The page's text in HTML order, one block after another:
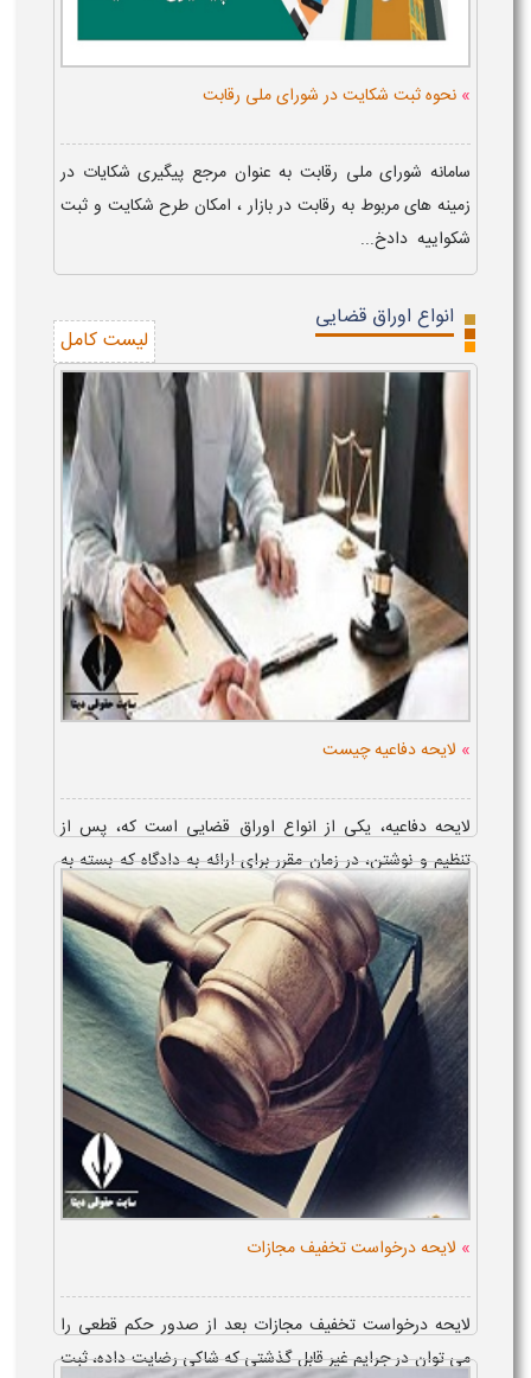
» نحوه ثبت شکایت در شورای ملی رقابت
سامانه شورای ملی رقابت به عنوان مرجع پیگیری شکایات در
زمینه های مربوط به رقابت در بازار ، امکان طرح شکایت و ثبت
شکواییه دادخ...
انواع اوراق قضایی
لیست کامل
» لایحه دفاعیه چیست
لایحه دفاعیه، یکی از انواع اوراق قضایی است که، پس از
تنظیم و نوشتن، در زمان مقرر برای ارائه به دادگاه که بسته به
مو...
» لایحه درخواست تخفیف مجازات
لایحه درخواست تخفیف مجازات بعد از صدور حکم قطعی را
می توان در جرایم غیر قابل گذشتی که شاکی رضایت داده، ثبت